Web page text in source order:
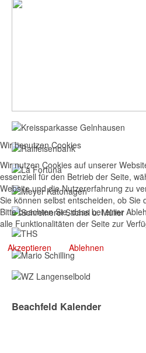
Beachfeld Kalender
Wir benutzen Cookies
Wir nutzen Cookies auf unserer
essenziell für den Betrieb der Seite,
Website und die Nutzererfahrung zu
Sie können selbst entscheiden, ob Sie
Bitte beachten Sie, dass bei einer
alle Funktionalitäten der Seite zur
Akzeptieren Ablehnen